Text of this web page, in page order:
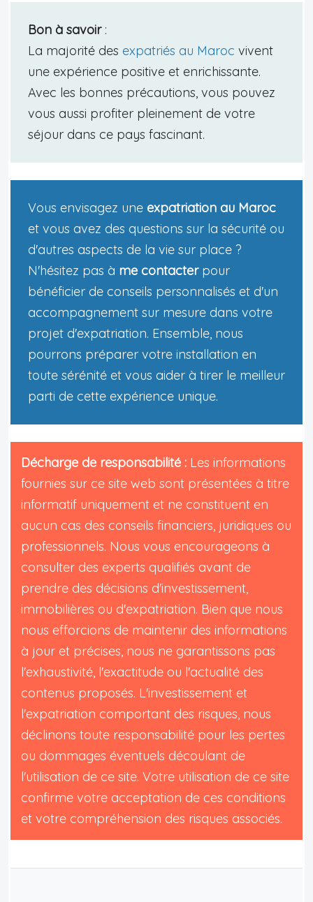
Bon à savoir:
La majorité des expatriés au Maroc vivent
une expérience positive et enrichissante.
Avec les bonnes précautions, vous pouvez
vous aussi profiter pleinement de votre
séjour dans ce pays fascinant.
Vous envisagez une expatriation au Maroc
et vous avez des questions sur la sécurité ou
d'autres aspects de la vie sur place ?
N'hésitez pas à me contacterpour
bénéficier de conseils personnalisés et d'un
accompagnement sur mesure dans votre
projet d'expatriation. Ensemble, nous
pourrons préparer votre installation en
toute sérénité et vous aider à tirer le meilleur
parti de cette expérience unique.
Décharge de responsabilité : Les informations
fournies sur ce site web sont présentées à titre
informatif uniquement et ne constituent en
aucun cas des conseils financiers, juridiques ou
professionnels. Nous vous encourageons à
consulter des experts qualifiés avant de
prendre des décisions d'investissement,
immobilières ou d'expatriation. Bien que nous
nous efforcions de maintenir des informations
à jour et précises, nous ne garantissons pas
l'exhaustivité, l'exactitude ou l'actualité des
contenus proposés. L'investissement et
l'expatriation comportant des risques, nous
déclinons toute responsabilité pour les pertes
ou dommages éventuels découlant de
l'utilisation de ce site. Votre utilisation de ce site
confirme votre acceptation de ces conditions
et votre compréhension des risques associés.